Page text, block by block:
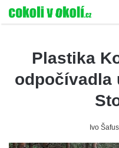
Plastika
odpočívadla
Ivo Šafus